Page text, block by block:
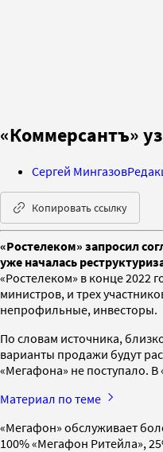
«Коммерсантъ»
Сергей Мингазов
Копировать ссылку
«Ростелеком» запросил
уже началась
«Ростелеком» в конце 2022
министров, и трех
непрофильные, инвесторы.
По словам источника,
варианты продажи будут
«Мегафона» не поступало. В
Материал по теме
«Мегафон» обслуживает
100% «Мегафон Ритейла»,